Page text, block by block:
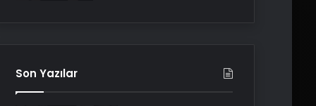
Son Yazılar